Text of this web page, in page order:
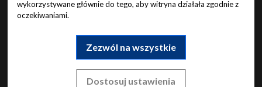
wykorzystywane głównie do tego, aby witryna działała zgodnie z
oczekiwaniami.
Zezwól na wszystkie
Dostosuj ustawienia
Żeliwne płyty kuchennego paleniska 2-